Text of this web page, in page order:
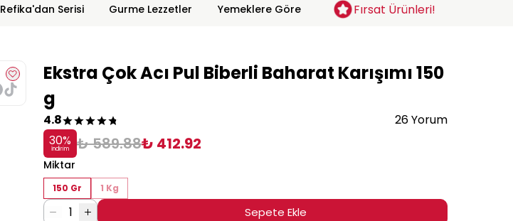
Refika'dan Serisi Gurme Lezzetler Yemeklere Göre Fırsat Ürünleri!
Ekstra Çok Acı Pul Biberli Baharat Karışımı 150
g
4.8
26 Yorum
30%
İndirim ₺ 589.88₺ 412.92
Miktar
150 Gr 1 Kg
1 Sepete Ekle